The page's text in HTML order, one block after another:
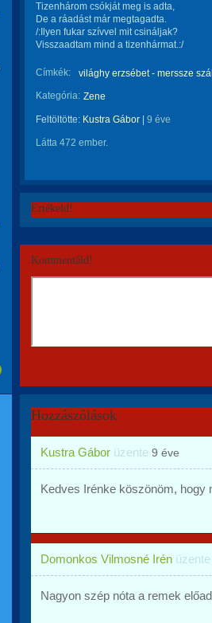
Tizenhárom csókját meg is adta,
De a ráadást már megtagadta.
/:Ilyen fukar szívvel mit csináljak?
Visszaadtam mind a tizenhármat.:/
Címkék:
világhy erzsébet - merssze
Kategória: Zene
Feltöltötte: Kustra Gábor 9 éve
Látta 472 ember.
Értékeld!
Kommentáld!
Hozzászólások
Kustra Gábor üzente 9 éve
Kedves Irénke köszönöm, hogy
Domonkos Vilmosné Irén
Nagyon szép nóta a remek